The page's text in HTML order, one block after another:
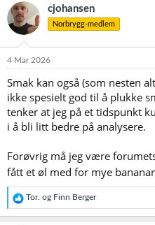
cjohansen
Norbrygg-medlem
4 Mar 2026
Smak kan også (som nesten
ikke spesielt god til å plukke
tenker at jeg på et tidspunkt
i å bli litt bedre på analysere.
Forøvrig må jeg være
fått et øl med for mye
R
e
a
Tor. og Finn Berger